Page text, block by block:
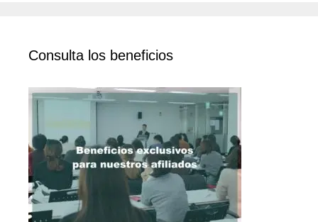
Consulta los beneficios